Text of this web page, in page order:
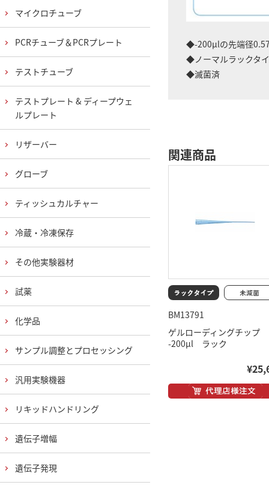
◆-200μlの先端径
◆ノーマルラックタ
◆滅菌済
関連商品
BM13791
ゲルローディングチップ
-200μl ラック
マイクロチューブ
PCRチューブ＆PCRプレート
テストチューブ
テストプレート & ディープウェ
ルプレート
リザーバー
グローブ
ティッシュカルチャー
冷蔵・冷凍保存
その他実験器材
試薬
化学品
サンプル調整とプロセッシング
汎用実験機器
リキッドハンドリング
遺伝子増幅
遺伝子発現